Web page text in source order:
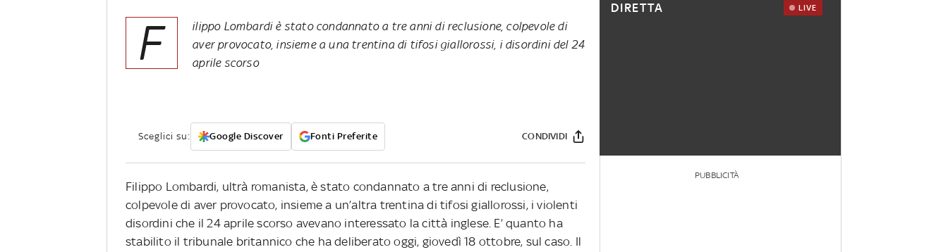
F
ilippo Lombardi è stato condannato a tre anni di reclusione, colpevole di
aver provocato, insieme a una trentina di tifosi giallorossi, i disordini del 24
aprile scorso
Sceglici su: Google Discover Fonti Preferite CONDIVIDI
Filippo Lombardi, ultrà romanista, è stato condannato a tre anni di reclusione,
colpevole di aver provocato, insieme a un’altra trentina di tifosi giallorossi, i violenti
disordini che il 24 aprile scorso avevano interessato la città inglese. E’ quanto ha
stabilito il tribunale britannico che ha deliberato oggi, giovedì 18 ottobre, sul caso. Il
DIRETTA LIVE
PUBBLICITÀ